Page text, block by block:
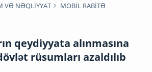
VƏ NƏQLİYYAT MOBİL RABİTƏ
qeydiyyata alınmasına
rüsumları azaldılıb